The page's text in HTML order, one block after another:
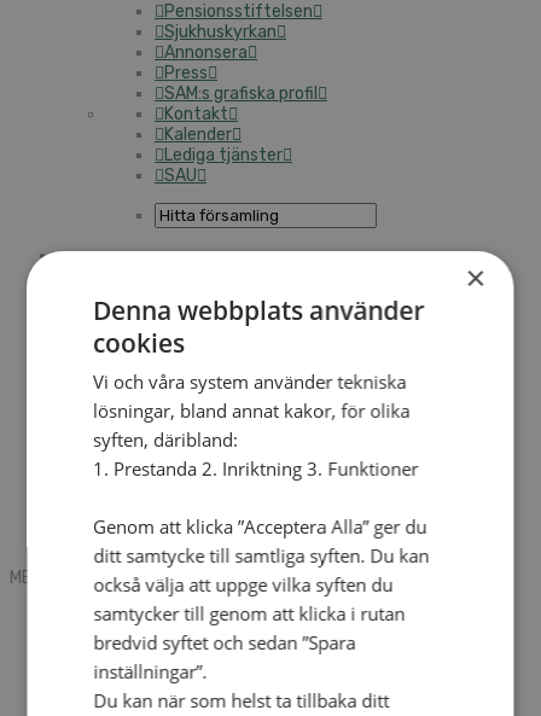
Pensionsstiftelsen
Sjukhuskyrkan
Annonsera
Press
SAM:s grafiska profil
Kontakt
Kalender
Lediga tjänster
SAU
Mobile box
Kontakt
Tidning
Annonsera
Hitta församling
Press
SAU
Lediga tjänster
Sommargårdar
MENU
MENU
Search mobile
English
Hej! Vad söker du?
Kontakt
Kalender
×
Denna webbplats använder
cookies
Vi och våra system använder tekniska
lösningar, bland annat kakor, för olika
syften, däribland:
1. Prestanda 2. Inriktning 3. Funktioner
Genom att klicka ”Acceptera Alla” ger du
ditt samtycke till samtliga syften. Du kan
också välja att uppge vilka syften du
samtycker till genom att klicka i rutan
bredvid syftet och sedan ”Spara
inställningar”.
Du kan när som helst ta tillbaka ditt